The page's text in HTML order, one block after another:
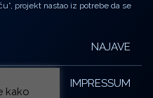
projekt nastao iz potrebe da se
NAJAVE
IMPRESSUM
kako